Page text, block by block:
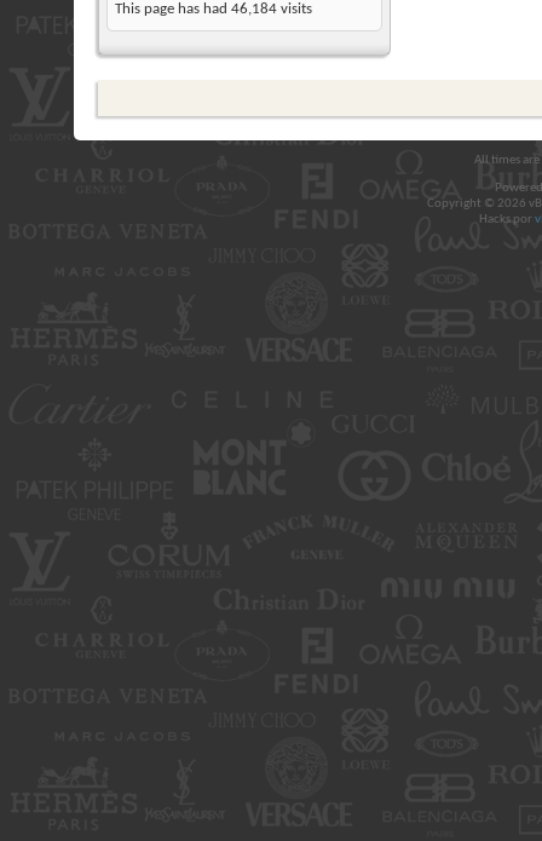
This page has had 46,184visits
All times
Copyright © 2026
Hacks por